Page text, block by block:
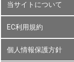
当サイトについて
EC利用規約
個人情報保護方針